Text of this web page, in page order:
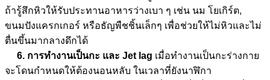
ถ้ารู้สึกหิวให้รับประทานอาหารว่างเบา ๆ เช่น นม โยเกิร์ต,
ขนมปังแครกเกอร์ หรือธัญพืชชิ้นเล็กๆ เพื่อช่วยให้ไม่หิวและไม่
ตื่นขึ้นมากลางดึกได้
6. การทำงานเป็นกะ และ Jet lag เมื่อทำงานเป็นกะร่างกาย
จะโดนกำหนดให้ต้องนอนหลับ ในเวลาที่ยังนาฬิกา